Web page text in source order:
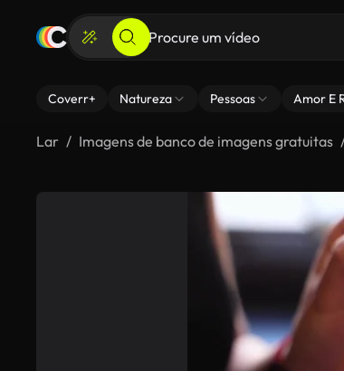
Coverr+ Natureza Pessoas Amor E
Lar Imagens de banco de imagens gratuitas